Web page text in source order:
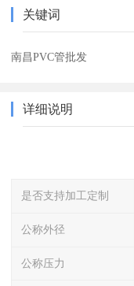
关键词
南昌PVC管批发
详细说明
是否支持加工定制
公称外径
公称压力